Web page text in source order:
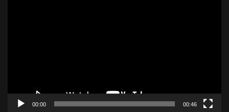
00:00 00:46